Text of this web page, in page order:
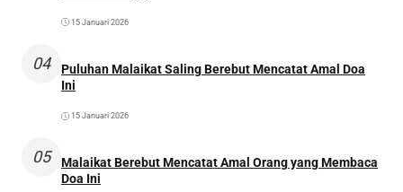
15 Januari 2026
04
Puluhan Malaikat Saling Berebut Mencatat Amal Doa
Ini
15 Januari 2026
05
Malaikat Berebut Mencatat Amal Orang yang Membaca
Doa Ini